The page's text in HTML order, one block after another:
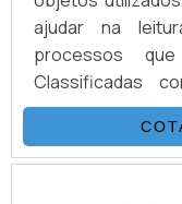
ajudar na
processos
Classificadas
como ensaio
instrumentação
com a norma